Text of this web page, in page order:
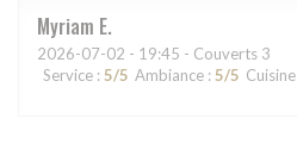
Myriam E
2026-07-02 - 19:45 - Couverts 3
Service : 5/5 Ambiance : 5/5 Cuisine